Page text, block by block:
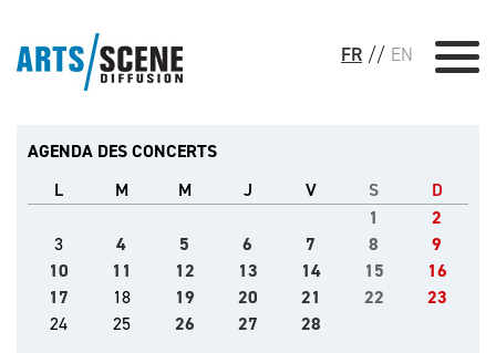
FR // EN
AGENDA DES CONCERTS
L
M M J V S
D
1
2
3
4 5 6 7 8
9
10
11 12 13 14 15
16
17
18 19 20 21 22
23
24
25 26 27 28